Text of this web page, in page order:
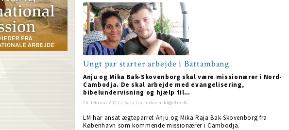
Ungt par starter arbejde i Battambang
Anju og Mika Bak-Skovenborg skal være missionærer i Nord-
Cambodja. De skal arbejde med evangelisering,
bibelundervisning og hjælp til…
26. februar 2021 / Kaja Lauterbach, kl@dlm.dk
LM har ansat ægteparret Anju og Mika Raja Bak-Skovenborg fra
København som kommende missionærer i Cambodja.